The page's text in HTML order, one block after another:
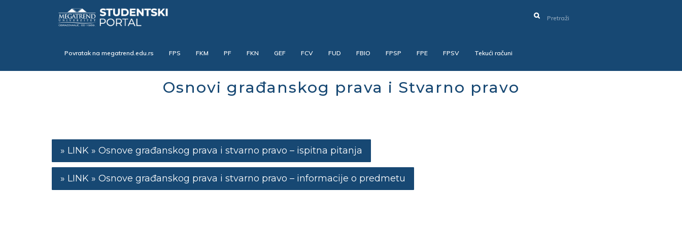
Povratak na megatrend.edu.rs FPS FKM PF FKN GEF FCV FUD FBIO FPSP FPE FPSV Tekući računi
Osnovi građanskog prava i Stvarno pravo
Osnove građanskog prava i stvarno pravo – ispitna pitanja
Osnove građanskog prava i stvarno pravо – informacije o predmetu